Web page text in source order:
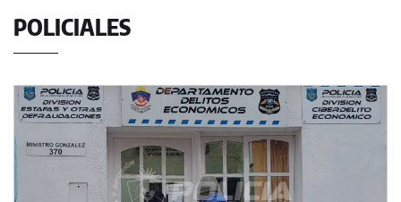
POLICIALES